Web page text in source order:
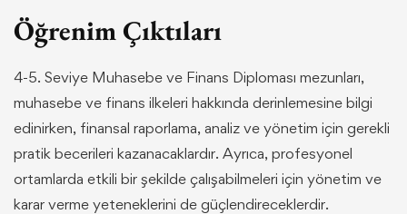
Öğrenim Çıktıları
4-5. Seviye Muhasebe ve Finans Diploması mezunları,
muhasebe ve finans ilkeleri hakkında derinlemesine bilgi
edinirken, finansal raporlama, analiz ve yönetim için gerekli
pratik becerileri kazanacaklardır. Ayrıca, profesyonel
ortamlarda etkili bir şekilde çalışabilmeleri için yönetim ve
karar verme yeteneklerini de güçlendireceklerdir.